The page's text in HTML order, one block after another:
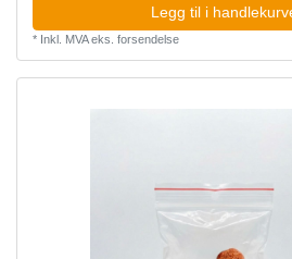
Legg til i
* Inkl. MVAeks. forsendelse